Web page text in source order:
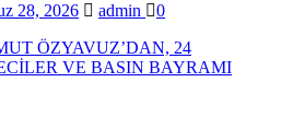
28, 2026 admin 0